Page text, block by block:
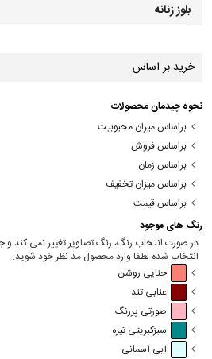
بلوز زنانه
خرید بر اساس
نحوه چیدمان محصولات
براساس میزان محبوبیت
براساس فروش
براساس زمان
براساس میزان تخفیف
براساس قیمت
رنگ های موجود
در صورت انتخاب رنگ، رنگ تصاویر تغییر نمی کند
انتخاب شده لطفا وارد محصول مد نظر خود شوید.
حنایی روشن
عنابی تند
صورتی پررنگ
سبزکبریتی تیره
آبی آسمانی